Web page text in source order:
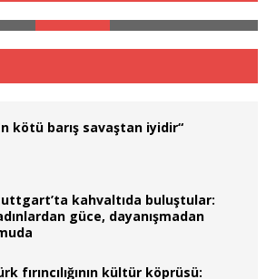
kötü barış savaştan iyidir“
kahvaltıda buluştular:
güce, dayanışmadan
fırıncılığının kültür köprüsü: